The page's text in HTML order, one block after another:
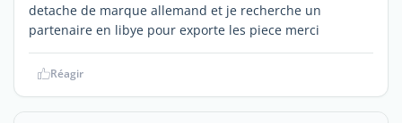
detache de marque allemand et je recherche un
partenaire en libye pour exporte les piece merci
Réagir